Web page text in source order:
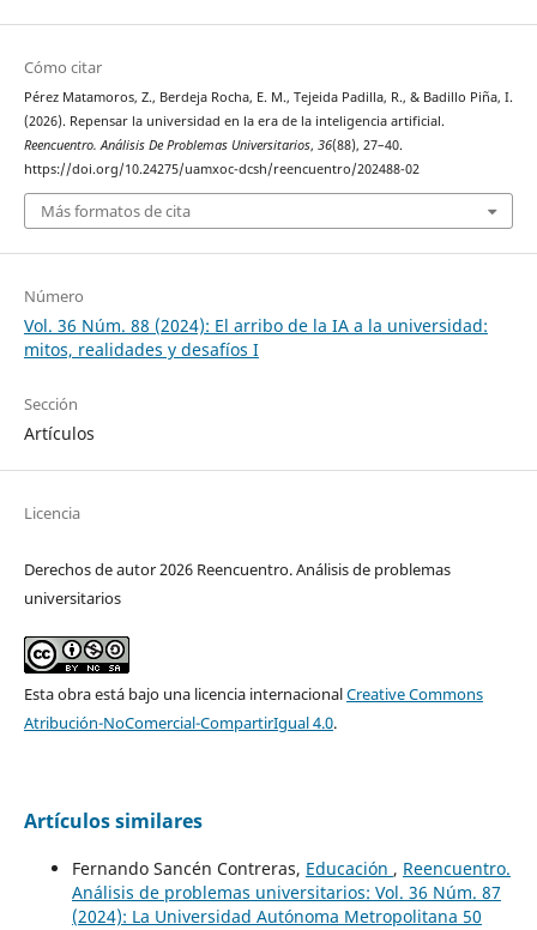
Cómo citar
Pérez Matamoros, Z., Berdeja Rocha, E. M., Tejeida Padilla, R., & Badillo Piña, I.
(2026). Repensar la universidad en la era de la inteligencia artificial.
Reencuentro. Análisis De Problemas Universitarios, 36(88), 27–40.
https://doi.org/10.24275/uamxoc-dcsh/reencuentro/202488-02
Más formatos de cita
Número
Vol. 36 Núm. 88 (2024): El arribo de la IA a la universidad:
mitos, realidades y desafíos I
Sección
Artículos
Licencia
Derechos de autor 2026 Reencuentro. Análisis de problemas
universitarios
Esta obra está bajo una licencia internacionalCreative Commons
Atribución-NoComercial-CompartirIgual 4.0.
Artículos similares
Fernando Sancén Contreras, Educación , Reencuentro.
Análisis de problemas universitarios: Vol. 36 Núm. 87
(2024): La Universidad Autónoma Metropolitana 50